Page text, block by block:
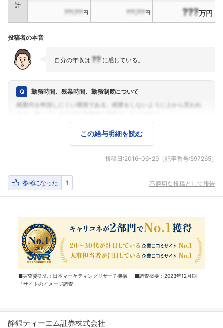
計
???,???円 ???,???円 ???万円
投稿者の本音
自分の年収は ??に感じている。
勤務時間、残業時間、勤務制度について
この給与明細を読む
投稿日:2016-06-29 （記事番号:597265）
参考になった 1 不適切な投稿として報告
■実査委託先：日本マーケティングリサーチ機構 ■調査概要：2023年12月期
「サイトのイメージ調査」
静銀ティーエム証券株式会社